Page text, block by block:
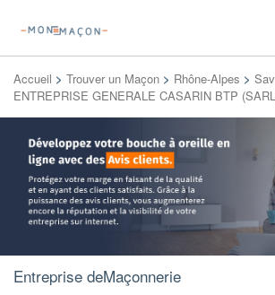
Accueil > Trouver un Maçon > Rhône-Alpes >
ENTREPRISE GENERALE CASARIN BTP
Entreprise deMaçonnerie